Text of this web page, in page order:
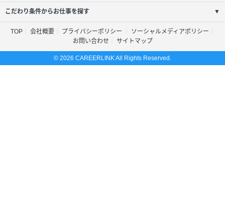
こだわり条件からお仕事を探す ▼
TOP 会社概要 プライバシーポリシー
ソーシャルメディアポリシー
お問い合わせ
サイトマップ
© 2026 CAREERLINK All Rights Reserved.